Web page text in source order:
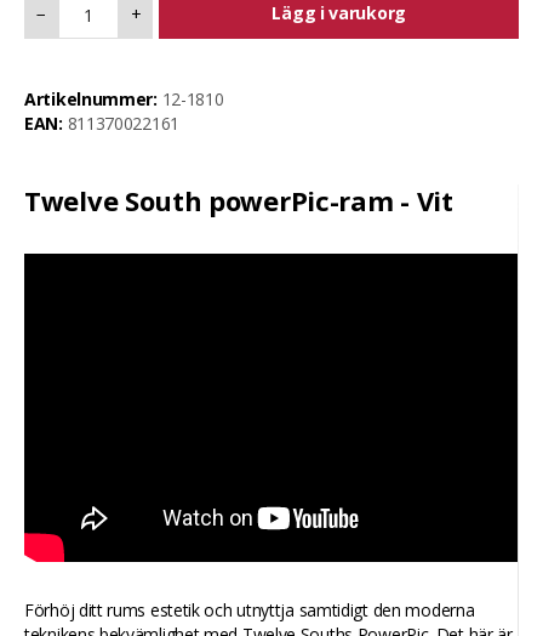
Twelve South powerPic-ram - Vit
Förhöj ditt rums estetik och utnyttja samtidigt den moderna
− + Lägg i varukorg
Artikelnummer: 12-1810
EAN: 811370022161